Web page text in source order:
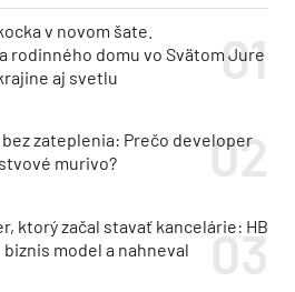
v novom šate.
rodinného domu vo Svätom Jure
aj svetlu
bez zateplenia: Prečo developer
murivo?
ktorý začal stavať kancelárie: HB
model a nahneval